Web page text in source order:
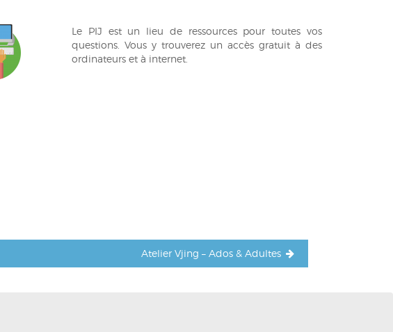
Le PIJ est un lieu de ressources pour toutes vos
questions. Vous y trouverez un accès gratuit à des
ordinateurs et à internet.
Atelier Vjing – Ados & Adultes